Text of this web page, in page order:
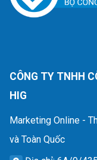
CÔNG TY TNHH
HIG
Marketing Online -
và Toàn Quốc